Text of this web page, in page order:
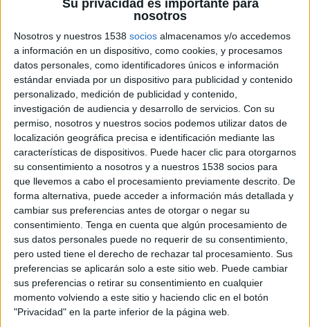
Su privacidad es importante para
nosotros
Nosotros y nuestros 1538 socios almacenamos y/o accedemos
a información en un dispositivo, como cookies, y procesamos
datos personales, como identificadores únicos e información
estándar enviada por un dispositivo para publicidad y contenido
personalizado, medición de publicidad y contenido,
investigación de audiencia y desarrollo de servicios. Con su
permiso, nosotros y nuestros socios podemos utilizar datos de
localización geográfica precisa e identificación mediante las
características de dispositivos. Puede hacer clic para otorgarnos
su consentimiento a nosotros y a nuestros 1538 socios para
que llevemos a cabo el procesamiento previamente descrito. De
forma alternativa, puede acceder a información más detallada y
cambiar sus preferencias antes de otorgar o negar su
consentimiento. Tenga en cuenta que algún procesamiento de
sus datos personales puede no requerir de su consentimiento,
pero usted tiene el derecho de rechazar tal procesamiento. Sus
preferencias se aplicarán solo a este sitio web. Puede cambiar
sus preferencias o retirar su consentimiento en cualquier
momento volviendo a este sitio y haciendo clic en el botón
"Privacidad" en la parte inferior de la página web.
29 DE OCTUBRE DE 2019
“Di Sí al medio ambiente. Di Sí a Sigre” es el
lema elegido en esta ocasión en la que
lanza su nueva campaña de concienciación
En la actualidad y de manera incorrecta, según
los datos de los que dispone Sigre, el 48% de los
pacientes, al finalizar o abandonar un
tratamiento con antibióticos, guarda los restos
de medicación en el botiquín de casa, con el
consiguiente riesgo derivado de una
automedicación inadecuada. En la actualidad, el
86% de los hogares colabora en el reciclado de
estos residuos, contribuyendo así al cuidado de la
salud pública y del medio ambiente. En este
sentido, según los datos que arroja el último
sondeo de opinión de Sigre, el 82% de los
farmacéuticos afirma que la actitud ciudadana
hacia el reciclado de medicamentos ha mejorado